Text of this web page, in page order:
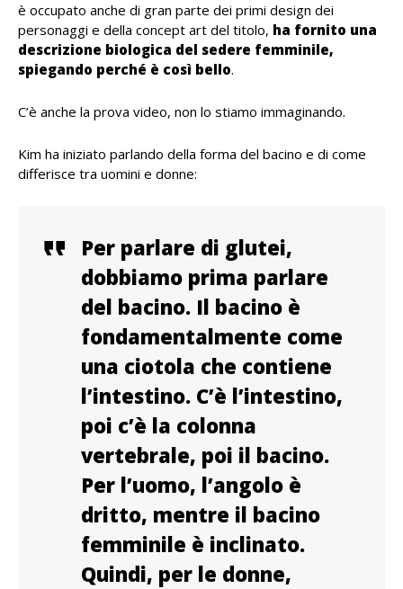
è occupato anche di gran parte dei primi design dei
personaggi e della concept art del titolo, ha fornito una
descrizione biologica del sedere femminile,
spiegando perché è così bello.
C’è anche la prova video, non lo stiamo immaginando.
Kim ha iniziato parlando della forma del bacino e di come
differisce tra uomini e donne:
Per parlare di glutei,
dobbiamo prima parlare
del bacino. Il bacino è
fondamentalmente come
una ciotola che contiene
l’intestino. C’è l’intestino,
poi c’è la colonna
vertebrale, poi il bacino.
Per l’uomo, l’angolo è
dritto, mentre il bacino
femminile è inclinato.
Quindi, per le donne,